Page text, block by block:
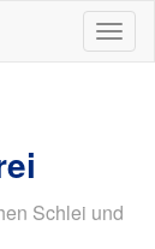
ein-/
Schlei und